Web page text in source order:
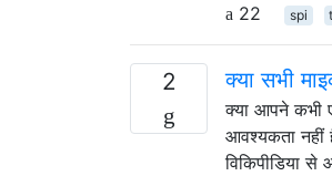
22
spi
2 क्या सभी
क्या आपने कभी
आवश्यकता नहीं
विकिपीडिया